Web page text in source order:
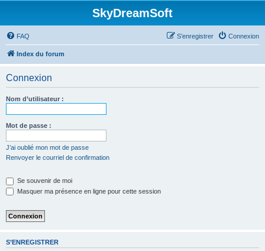
SkyDreamSoft
FAQ Connexion
S’enregistrer
Index du forum
Connexion
Nom d’utilisateur :
Mot de passe :
J’ai oublié mon mot de passe
Renvoyer le courriel de confirmation
Se souvenir de moi
Masquer ma présence en ligne pour cette session
S’ENREGISTRER